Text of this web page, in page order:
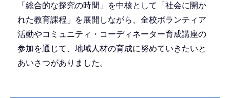
「総合的な探究の時間」を中核として「社会に開か
れた教育課程」を展開しながら、全校ボランティア
活動やコミュニティ・コーディネーター育成講座の
参加を通じて、地域人材の育成に努めていきたいと
あいさつがありました。